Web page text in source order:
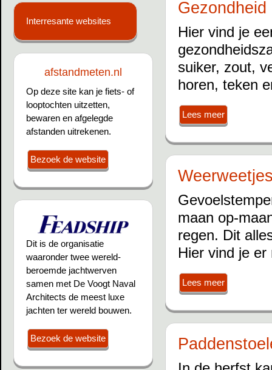
Interresante websites
afstandmeten.nl
Op deze site kan je fiets- of
looptochten uitzetten,
bewaren en afgelegde
afstanden uitrekenen.
Bezoek de website
Dit is de organisatie
waaronder twee wereld-
beroemde jachtwerven
samen met De Voogt Naval
Architects de meest luxe
jachten ter wereld bouwen.
Bezoek de website
Gezondheid
Hier vind je
suiker, zout,
horen, teken
Lees meer
maan op-
regen. Dit
Hier vind je
Lees meer